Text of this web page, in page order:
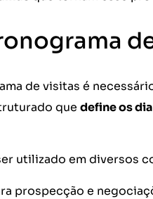
de visitas é
que define os
utilizado em diversos
prospecção e